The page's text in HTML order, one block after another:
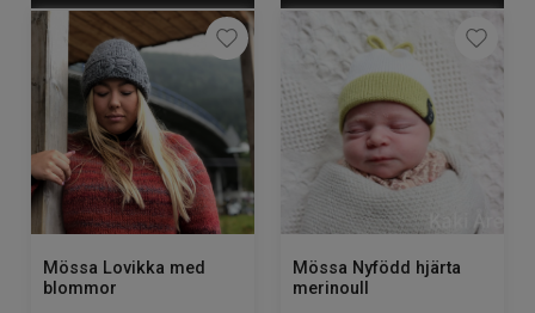
Mössa Lovikka med
blommor
Mössa Nyfödd hjärta
merinoull